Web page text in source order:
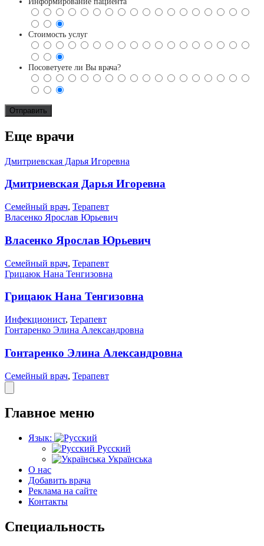
Стоимость услуг
Посоветуете ли Вы врача?
Еще врачи
Дмитриевская Дарья Игоревна
Дмитриевская Дарья Игоревна
Семейный врач, Терапевт
Власенко Ярослав Юрьевич
Власенко Ярослав Юрьевич
Семейный врач, Терапевт
Грицаюк Нана Тенгизовна
Грицаюк Нана Тенгизовна
Инфекционист, Терапевт
Гонтаренко Элина Александровна
Гонтаренко Элина Александровна
Семейный врач, Терапевт
Главное меню
Язык:
Русский
Українська
О нас
Добавить врача
Реклама на сайте
Контакты
Специальность